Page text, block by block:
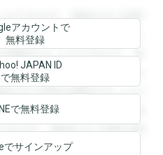
ができます。登録すると回答
録すると回答を閲覧すること
閲覧することができます。登
できます。登録すると回答を
すると回答を閲覧することが
覧することができます。登録
きます。登録すると回答を閲
アカウントで
無料登録
JAPAN ID
で無料登録
で無料登録
でサインアップ